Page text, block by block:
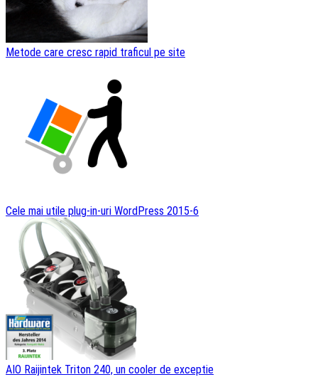
Metode care cresc rapid traficul pe site
Cele mai utile plug-in-uri WordPress 2015-6
AIO Raijintek Triton 240, un cooler de exceptie